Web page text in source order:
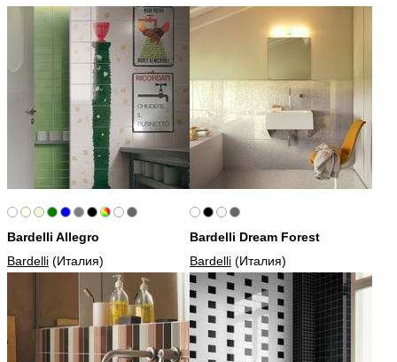
Bardelli Allegro
Bardelli (Италия)
Bardelli Dream Forest
Bardelli (Италия)